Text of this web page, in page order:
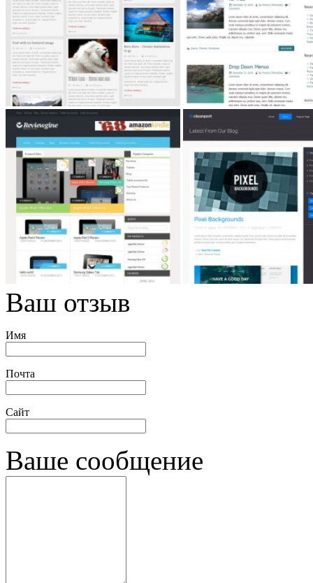
Ваш отзыв
Имя
Почта
Сайт
Ваше сообщение